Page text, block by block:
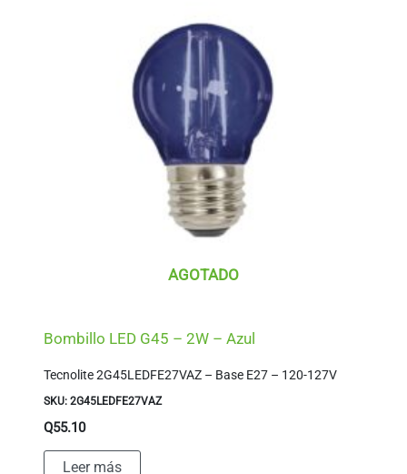
AGOTADO
Bombillo LED G45 – 2W – Azul
Tecnolite 2G45LEDFE27VAZ – Base E27 – 120-127V
SKU: 2G45LEDFE27VAZ
Q55.10
Leer más